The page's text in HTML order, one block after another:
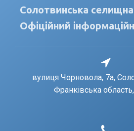
Солотвинська
Офіційний
вулиця Чорновола, 7a,
Франківська